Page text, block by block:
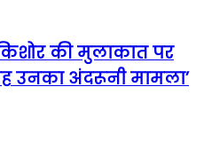
की मुलाकात पर
उनका अंदरूनी मामला’